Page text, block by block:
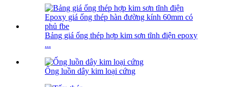
Bảng giá ống thép hợp kim sơn tĩnh điện epoxy
...
Ống luồn dây kim loại cứng